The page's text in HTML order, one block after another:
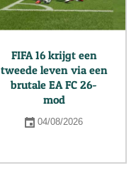
FIFA 16 krijgt een
tweede leven via een
brutale EA FC 26-
mod
04/08/2026